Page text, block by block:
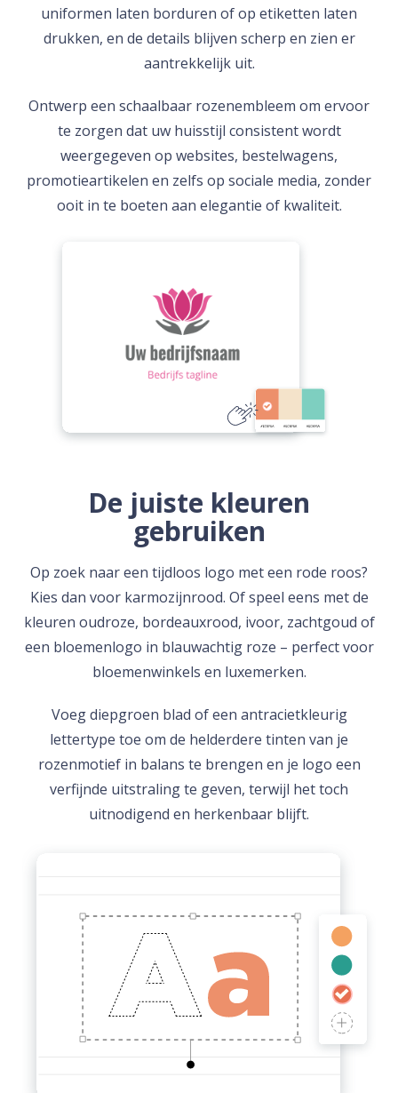
uniformen laten borduren of op etiketten laten
drukken, en de details blijven scherp en zien er
aantrekkelijk uit.
Ontwerp een schaalbaar rozenembleem om ervoor
te zorgen dat uw huisstijl consistent wordt
weergegeven op websites, bestelwagens,
promotieartikelen en zelfs op sociale media, zonder
ooit in te boeten aan elegantie of kwaliteit.
De juiste kleuren
gebruiken
Op zoek naar een tijdloos logo met een rode roos?
Kies dan voor karmozijnrood. Of speel eens met de
kleuren oudroze, bordeauxrood, ivoor, zachtgoud of
een bloemenlogo in blauwachtig roze – perfect voor
bloemenwinkels en luxemerken.
Voeg diepgroen blad of een antracietkleurig
lettertype toe om de helderdere tinten van je
rozenmotief in balans te brengen en je logo een
verfijnde uitstraling te geven, terwijl het toch
uitnodigend en herkenbaar blijft.